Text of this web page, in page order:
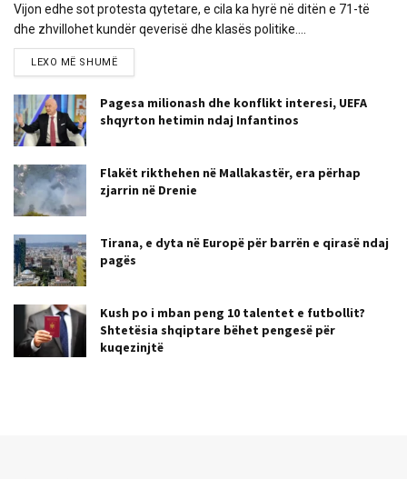
Vijon edhe sot protesta qytetare, e cila ka hyrë në ditën e 71-të
dhe zhvillohet kundër qeverisë dhe klasës politike....
LEXO MË SHUMË
Pagesa milionash dhe konflikt interesi, UEFA
shqyrton hetimin ndaj Infantinos
Flakët rikthehen në Mallakastër, era përhap
zjarrin në Drenie
Tirana, e dyta në Europë për barrën e qirasë ndaj
pagës
Kush po i mban peng 10 talentet e futbollit?
Shtetësia shqiptare bëhet pengesë për
kuqezinjtë